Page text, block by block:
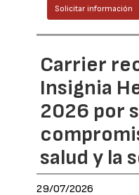
Solicitar información
Carrier
Insignia
2026 por
salud y la
29/07/2026